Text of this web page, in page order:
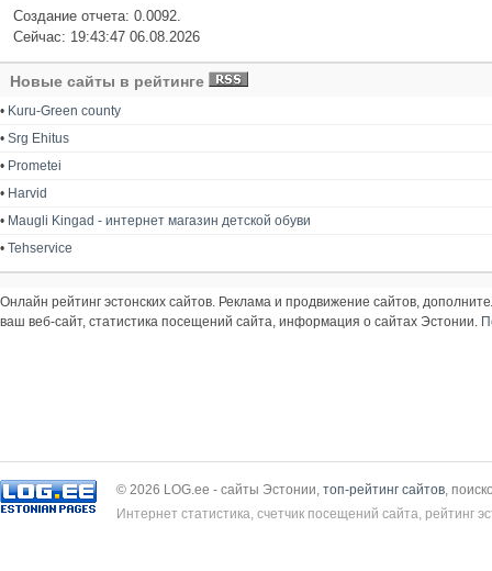
Создание отчета: 0.0092.
Сейчас: 19:43:47 06.08.2026
Новые сайты в рейтинге
• Kuru-Green county
• Srg Ehitus
• Prometei
• Harvid
• Maugli Kingad - интернет магазин детской обуви
• Tehservice
Онлайн рейтинг эстонских сайтов. Реклама и продвижение сайтов,
ваш веб-сайт, статистика посещений сайта, информация о сайтах Эстонии.
© 2026 LOG.ee - сайты Эстонии, топ-рейтинг сайтов ,
Интернет статистика, счетчик посещений сайта, рейтинг